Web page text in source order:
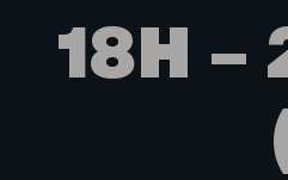
18H –